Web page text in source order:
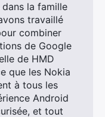
la famille
travaillé
combiner
de Google
de HMD
que les Nokia
à tous les
Android
et tout